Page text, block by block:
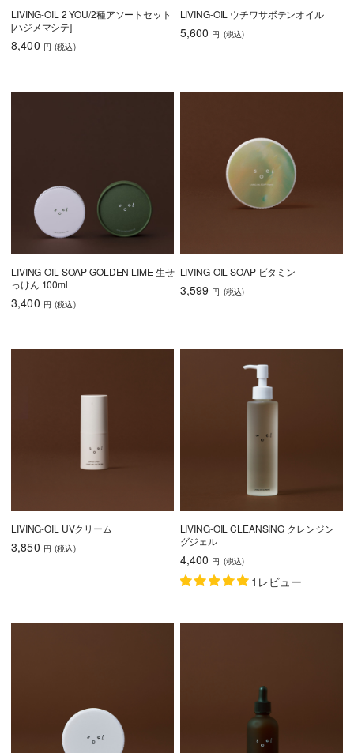
LIVING-OIL 2 YOU/2種アソートセット
[ハジメマシテ]
8,400 円 (税込)
LIVING-OIL ウチワサボテンオイル
5,600 円 (税込)
LIVING-OIL SOAP GOLDEN LIME 生せ
っけん 100ml
3,400 円 (税込)
LIVING-OIL SOAP ビタミン
3,599 円 (税込)
LIVING-OIL UVクリーム
3,850 円 (税込)
LIVING-OIL CLEANSING クレンジン
グジェル
4,400 円 (税込)
1レビュー